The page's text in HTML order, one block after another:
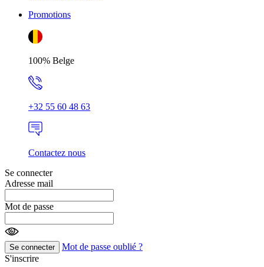
Promotions
100% Belge
+32 55 60 48 63
Contactez nous
Se connecter
Adresse mail
Mot de passe
Se connecter
Mot de passe oublié ?
S'inscrire